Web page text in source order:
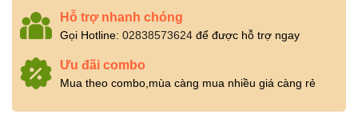
Hỗ trợ nhanh chóng
Gọi Hotline: 02838573624 để được hỗ trợ ngay
Ưu đãi combo
Mua theo combo,mùa càng mua nhiều giá càng rẻ